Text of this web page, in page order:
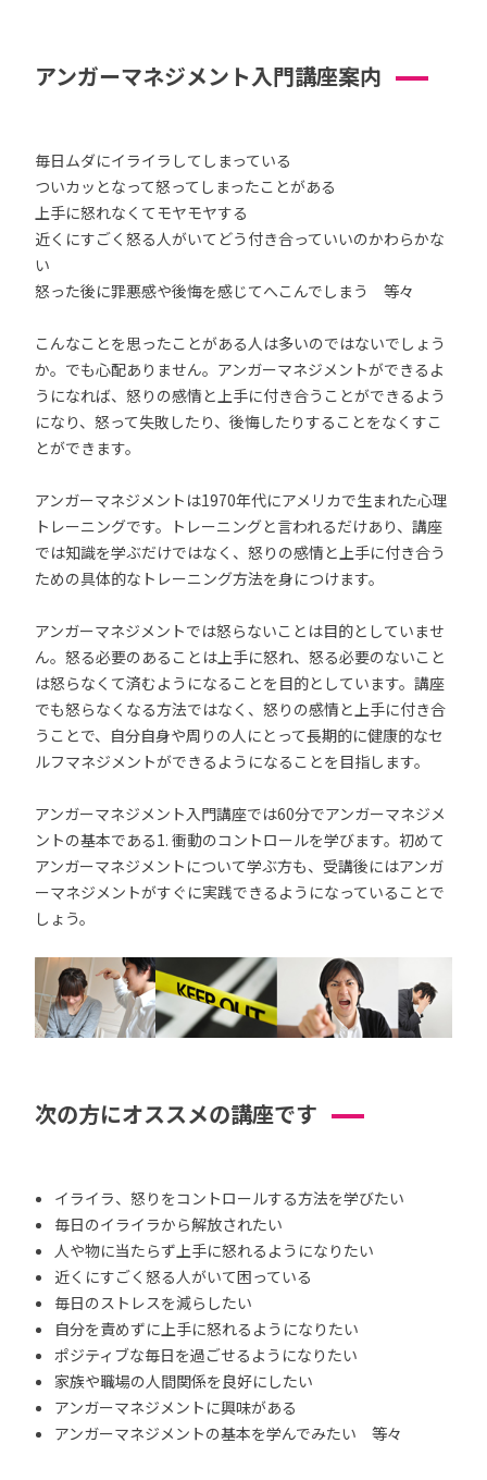
アンガーマネジメント入門講座案内
毎日ムダにイライラしてしまっている
ついカッとなって怒ってしまったことがある
上手に怒れなくてモヤモヤする
近くにすごく怒る人がいてどう付き合っていいのかわらかな
い
怒った後に罪悪感や後悔を感じてへこんでしまう 等々
こんなことを思ったことがある人は多いのではないでしょう
か。でも心配ありません。アンガーマネジメントができるよ
うになれば、怒りの感情と上手に付き合うことができるよう
になり、怒って失敗したり、後悔したりすることをなくすこ
とができます。
アンガーマネジメントは1970年代にアメリカで生まれた心理
トレーニングです。トレーニングと言われるだけあり、講座
では知識を学ぶだけではなく、怒りの感情と上手に付き合う
ための具体的なトレーニング方法を身につけます。
アンガーマネジメントでは怒らないことは目的としていませ
ん。怒る必要のあることは上手に怒れ、怒る必要のないこと
は怒らなくて済むようになることを目的としています。講座
でも怒らなくなる方法ではなく、怒りの感情と上手に付き合
うことで、自分自身や周りの人にとって長期的に健康的なセ
ルフマネジメントができるようになることを目指します。
アンガーマネジメント入門講座では60分でアンガーマネジメ
ントの基本である1. 衝動のコントロールを学びます。初めて
アンガーマネジメントについて学ぶ方も、受講後にはアンガ
ーマネジメントがすぐに実践できるようになっていることで
しょう。
次の方にオススメの講座です
イライラ、怒りをコントロールする方法を学びたい
毎日のイライラから解放されたい
人や物に当たらず上手に怒れるようになりたい
近くにすごく怒る人がいて困っている
毎日のストレスを減らしたい
自分を責めずに上手に怒れるようになりたい
ポジティブな毎日を過ごせるようになりたい
家族や職場の人間関係を良好にしたい
アンガーマネジメントに興味がある
アンガーマネジメントの基本を学んでみたい 等々